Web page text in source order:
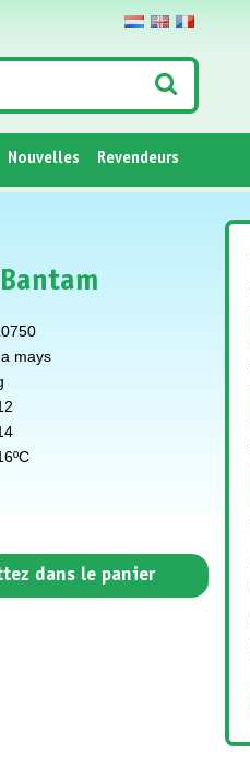
Nouvelles Revendeurs
mays
dans le panier